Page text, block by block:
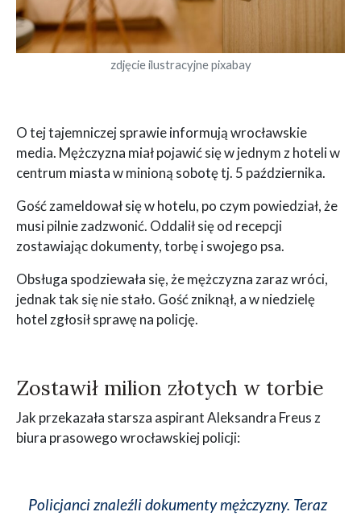
zdjęcie ilustracyjne pixabay
O tej tajemniczej sprawie informują wrocławskie
media. Mężczyzna miał pojawić się w jednym z hoteli w
centrum miasta w minioną sobotę tj. 5 października.
Gość zameldował się w hotelu, po czym powiedział, że
musi pilnie zadzwonić. Oddalił się od recepcji
zostawiając dokumenty, torbę i swojego psa.
Obsługa spodziewała się, że mężczyzna zaraz wróci,
jednak tak się nie stało. Gość zniknął, a w niedzielę
hotel zgłosił sprawę na policję.
Zostawił milion złotych w torbie
Jak przekazała starsza aspirant Aleksandra Freus z
biura prasowego wrocławskiej policji:
Policjanci znaleźli dokumenty mężczyzny. Teraz